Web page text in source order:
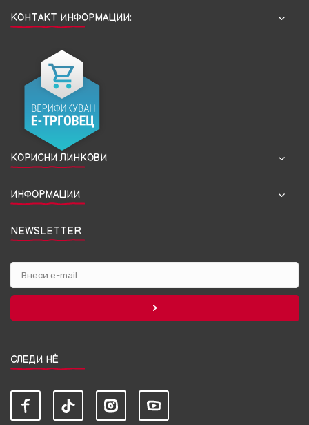
КОНТАКТ ИНФОРМАЦИИ:
КОРИСНИ ЛИНКОВИ
ИНФОРМАЦИИ
NEWSLETTER
СЛЕДИ НЀ